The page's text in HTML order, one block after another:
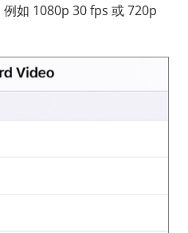
如 1080p 30 fps 或 720p